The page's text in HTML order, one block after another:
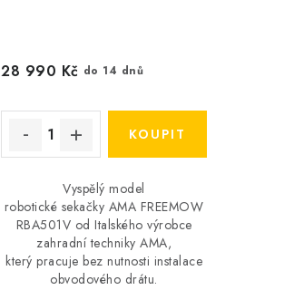
do 14 dnů
28 990 Kč
Vyspělý model
robotické sekačky AMA FREEMOW
RBA501V od Italského výrobce
zahradní techniky AMA,
který pracuje bez nutnosti instalace
obvodového drátu.